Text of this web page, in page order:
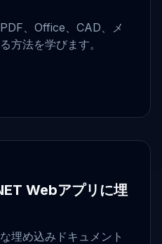
、Office、CAD、メ
方法を学びます。
Webアプリに埋
埋め込みドキュメント